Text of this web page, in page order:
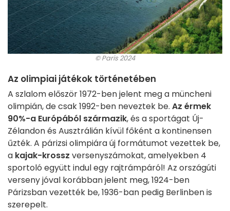
© Paris 2024
Az olimpiai játékok történetében
A szlalom először 1972-ben jelent meg a müncheni
olimpián, de csak 1992-ben neveztek be. Az érmek
90%-a Európából származik, és a sportágat Új-
Zélandon és Ausztrálián kívül főként a kontinensen
űzték. A párizsi olimpiára új formátumot vezettek be,
a kajak-krossz versenyszámokat, amelyekben 4
sportoló együtt indul egy rajtrámpáról! Az országúti
verseny jóval korábban jelent meg, 1924-ben
Párizsban vezették be, 1936-ban pedig Berlinben is
szerepelt.